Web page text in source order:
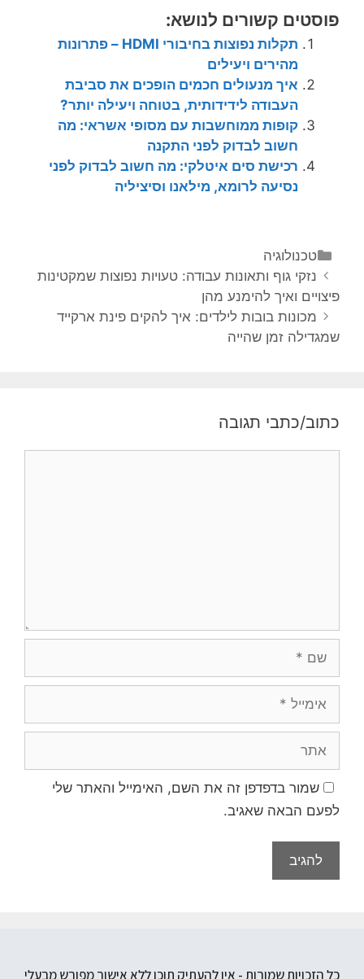
פוסטים קשורים לנושא:
תקלות נפוצות בחיבורי HDMI – פתרונות
מהירים ויעילים
איך מנעולים חכמים הופכים את סביבת
העבודה לידידותית, בטוחה ויעילה יותר?
קופות ממוחשבות עם מסופי אשראי: מה
חשוב לבדוק לפני התקנה
רכישת סים איטלקי: מה חשוב לבדוק לפני
נסיעה לרומא, מילאנו וסיציליה
טכנולוגיה
נזקי גוף ותאונות עבודה: טעויות נפוצות שמקטינות
פיצויים ואיך להימנע מהן
מכונות בובות לילדים: איך להקים פינת ארקייד
שמגדילה זמן שהייה
כתוב/כתבי תגובה
שמור בדפדפן זה את השם, האימייל והאתר שלי
לפעם הבאה שאגיב.
כל הזכויות שמורות - אין להעתיק תוכן ללא אישור מפורש מבעלי